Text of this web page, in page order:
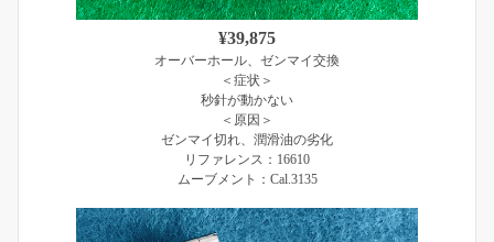
¥39,875
オーバーホール、ゼンマイ交換
＜症状＞
秒針が動かない
＜原因＞
ゼンマイ切れ、潤滑油の劣化
リファレンス：16610
ムーブメント：Cal.3135